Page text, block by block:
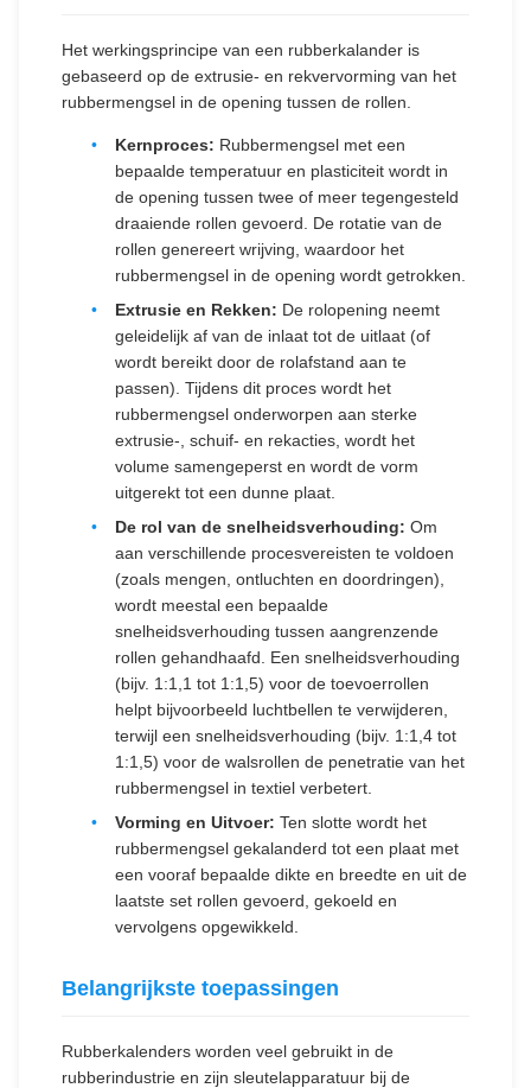
Het werkingsprincipe van een rubberkalander is
gebaseerd op de extrusie- en rekvervorming van het
rubbermengsel in de opening tussen de rollen.
Kernproces: Rubbermengsel met een
bepaalde temperatuur en plasticiteit wordt in
de opening tussen twee of meer tegengesteld
draaiende rollen gevoerd. De rotatie van de
rollen genereert wrijving, waardoor het
rubbermengsel in de opening wordt getrokken.
Extrusie en Rekken: De rolopening neemt
geleidelijk af van de inlaat tot de uitlaat (of
wordt bereikt door de rolafstand aan te
passen). Tijdens dit proces wordt het
rubbermengsel onderworpen aan sterke
extrusie-, schuif- en rekacties, wordt het
volume samengeperst en wordt de vorm
uitgerekt tot een dunne plaat.
De rol van de snelheidsverhouding: Om
aan verschillende procesvereisten te voldoen
(zoals mengen, ontluchten en doordringen),
wordt meestal een bepaalde
snelheidsverhouding tussen aangrenzende
rollen gehandhaafd. Een snelheidsverhouding
(bijv. 1:1,1 tot 1:1,5) voor de toevoerrollen
helpt bijvoorbeeld luchtbellen te verwijderen,
terwijl een snelheidsverhouding (bijv. 1:1,4 tot
1:1,5) voor de walsrollen de penetratie van het
rubbermengsel in textiel verbetert.
Vorming en Uitvoer: Ten slotte wordt het
rubbermengsel gekalanderd tot een plaat met
een vooraf bepaalde dikte en breedte en uit de
laatste set rollen gevoerd, gekoeld en
vervolgens opgewikkeld.
Belangrijkste toepassingen
Rubberkalenders worden veel gebruikt in de
rubberindustrie en zijn sleutelapparatuur bij de